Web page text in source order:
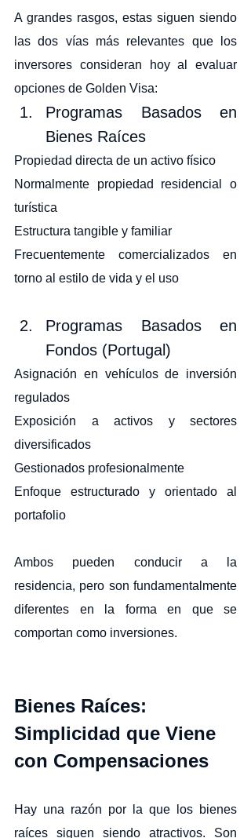
A grandes rasgos, estas siguen siendo
las dos vías más relevantes que los
inversores consideran hoy al evaluar
opciones de Golden Visa:
Programas Basados en
Bienes Raíces
Propiedad directa de un activo físico
Normalmente propiedad residencial o
turística
Estructura tangible y familiar
Frecuentemente comercializados en
torno al estilo de vida y el uso
Programas Basados en
Fondos (Portugal)
Asignación en vehículos de inversión
regulados
Exposición a activos y sectores
diversificados
Gestionados profesionalmente
Enfoque estructurado y orientado al
portafolio
Ambos pueden conducir a la
residencia, pero son fundamentalmente
diferentes en la forma en que se
comportan como inversiones.
Bienes Raíces:
Simplicidad que Viene
con Compensaciones
Hay una razón por la que los bienes
raíces siguen siendo atractivos. Son